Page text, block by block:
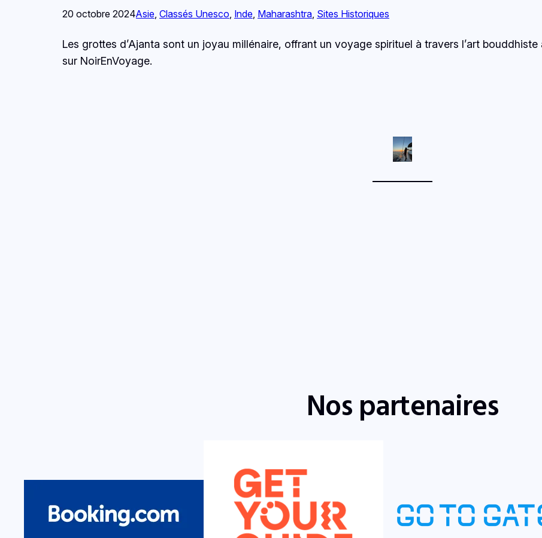
20 octobre 2024Asie, Classés Unesco, Inde, Maharashtra, Sites Historiques
Les grottes d’Ajanta sont un joyau millénaire, offrant un voyage spirituel à travers l’art
sur NoirEnVoyage.
Nos partenaires